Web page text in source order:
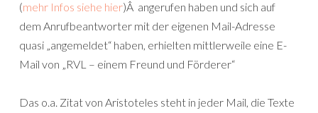
(mehr Infos siehe hier)Â angerufen haben und sich auf
dem Anrufbeantworter mit der eigenen Mail-Adresse
quasi „angemeldet“ haben, erhielten mittlerweile eine E-
Mail von „RVL – einem Freund und Förderer“
Das o.a. Zitat von Aristoteles steht in jeder Mail, die Texte